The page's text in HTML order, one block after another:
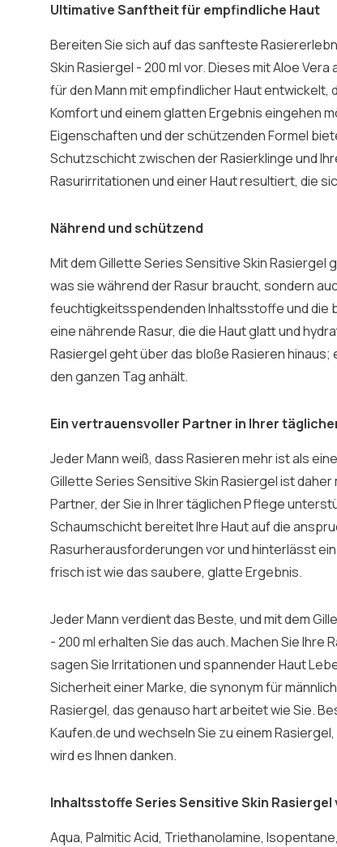
Ultimative Sanftheit für empfindliche Haut
Bereiten Sie sich auf das sanfteste
Skin Rasiergel - 200 ml vor. Dieses mit Aloe
für den Mann mit empfindlicher Haut entwickelt,
Komfort und einem glatten Ergebnis eingehen
Eigenschaften und der schützenden Formel
Schutzschicht zwischen der Rasierklinge und
Rasurirritationen und einer Haut resultiert, die
Nährend und schützend
Mit dem Gillette Series Sensitive Skin Rasiergel
was sie während der Rasur braucht, sondern
feuchtigkeitsspendenden Inhaltsstoffe und die
eine nährende Rasur, die die Haut glatt und
Rasiergel geht über das bloße Rasieren hinaus;
den ganzen Tag anhält.
Ein vertrauensvoller Partner in Ihrer
Jeder Mann weiß, dass Rasieren mehr ist als
Gillette Series Sensitive Skin Rasiergel ist
Partner, der Sie in Ihrer täglichen Pflege
Schaumschicht bereitet Ihre Haut auf die
Rasurherausforderungen vor und hinterlässt
frisch ist wie das saubere, glatte Ergebnis.
Jeder Mann verdient das Beste, und mit dem
- 200 ml erhalten Sie das auch. Machen Sie Ihre
sagen Sie Irritationen und spannender Haut
Sicherheit einer Marke, die synonym für
Rasiergel, das genauso hart arbeitet wie Sie.
Kaufen.de und wechseln Sie zu einem
wird es Ihnen danken.
Inhaltsstoffe Series Sensitive Skin Rasiergel
Aqua, Palmitic Acid, Triethanolamine,